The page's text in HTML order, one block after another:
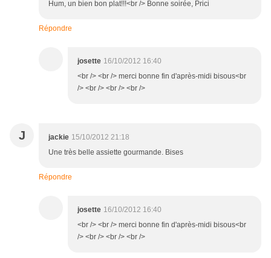
Hum, un bien bon plat!!!<br /> Bonne soirée, Prici
Répondre
josette 16/10/2012 16:40
<br /> <br /> merci bonne fin d'après-midi bisous<br
/> <br /> <br /> <br />
J jackie 15/10/2012 21:18
Une très belle assiette gourmande. Bises
Répondre
josette 16/10/2012 16:40
<br /> <br /> merci bonne fin d'après-midi bisous<br
/> <br /> <br /> <br />